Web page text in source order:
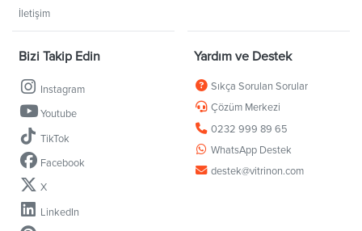
İletişim
Bizi Takip Edin
Instagram
Youtube
TikTok
Facebook
X
LinkedIn
Yardım ve Destek
Sıkça Sorulan Sorular
Çözüm Merkezi
0232 999 89 65
WhatsApp Destek
destek@vitrinon.com